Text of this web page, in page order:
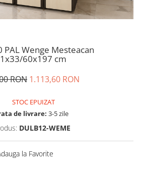
PAL Wenge Mesteacan
60x197 cm
RON 1.113,60 RON
STOC EPUIZAT
de livrare: 3-5 zile
DULB12-WEME
la Favorite